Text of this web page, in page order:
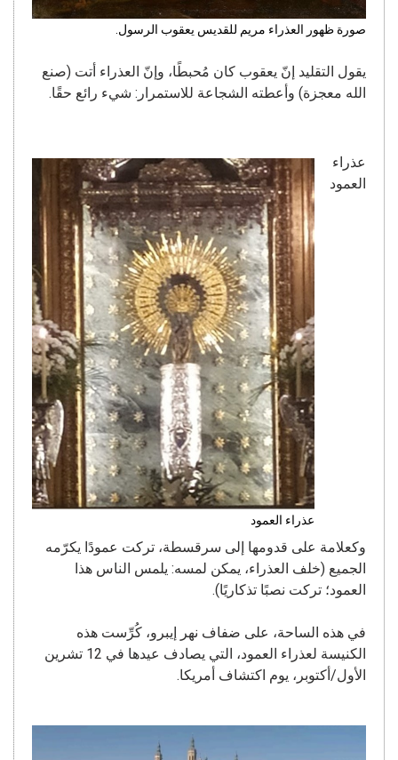
صورة ظهور العذراء مريم للقديس يعقوب الرسول.
يقول التقليد إنّ يعقوب كان مُحبطًا، وإنّ العذراء أتت (صنع
الله معجزة) وأعطته الشجاعة للاستمرار: شيء رائع حقًا.
عذراء العمود
عذراء
العمود
وكعلامة على قدومها إلى سرقسطة، تركت عمودًا يكرّمه
الجميع (خلف العذراء، يمكن لمسه: يلمس الناس هذا
العمود؛ تركت نصبًا تذكاريًا).
في هذه الساحة، على ضفاف نهر إيبرو، كُرِّست هذه
الكنيسة لعذراء العمود، التي يصادف عيدها في 12 تشرين
الأول/أكتوبر، يوم اكتشاف أمريكا.